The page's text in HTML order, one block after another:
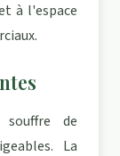
à l'espace
souffre de
La